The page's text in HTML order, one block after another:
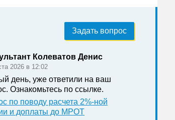
Задать вопрос
Колеватов Денис
2026 в 12:02
день, уже ответили на ваш
Ознакомьтесь по ссылке .
по поводу расчета 2%-ной
и доплаты до МРОТ